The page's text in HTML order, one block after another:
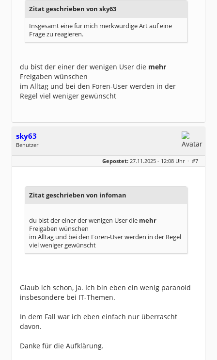
Zitat geschrieben von sky63
Insgesamt eine für mich merkwürdige Art auf eine
Frage zu reagieren.
du bist der einer der wenigen User die mehr
Freigaben wünschen
im Alltag und bei den Foren-User werden in der
Regel viel weniger gewünscht
sky63
Benutzer
Geschlecht:
keine Angabe
Dabei seit:
11 / 2025
Gepostet: 27.11.2025 - 12:08 Uhr · #7
Zitat geschrieben von infoman
du bist der einer der wenigen User die mehr
Freigaben wünschen
im Alltag und bei den Foren-User werden in der Regel
viel weniger gewünscht
Glaub ich schon, ja. Ich bin eben ein wenig paranoid
insbesondere bei IT-Themen.
In dem Fall war ich eben einfach nur überrascht
davon.
Danke für die Aufklärung.